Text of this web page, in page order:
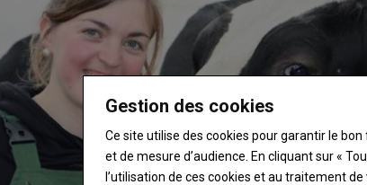
Gestion des cookies
Ce site utilise des cookies pour garantir le
et de mesure d’audience. En cliquant sur «
l’utilisation de ces cookies et au traitement